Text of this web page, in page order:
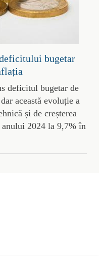
bugetar
deficitul bugetar de
această evoluție a
și de creșterea
2024 la 9,7% în